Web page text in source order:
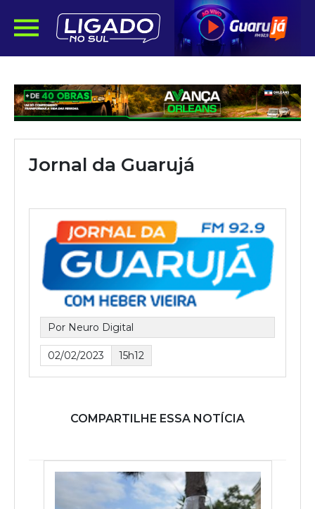
Jornal da Guarujá
Por Neuro Digital
02/02/2023 15h12
COMPARTILHE ESSA NOTÍCIA